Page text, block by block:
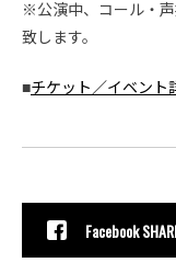
※公演中、コール・
致します。
■チケット／イベント
Facebook